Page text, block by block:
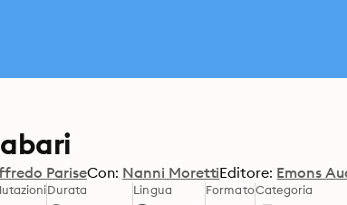
PariseCon: Nanni MorettiEditore: Emons
Durata Lingua FormatoCategoria